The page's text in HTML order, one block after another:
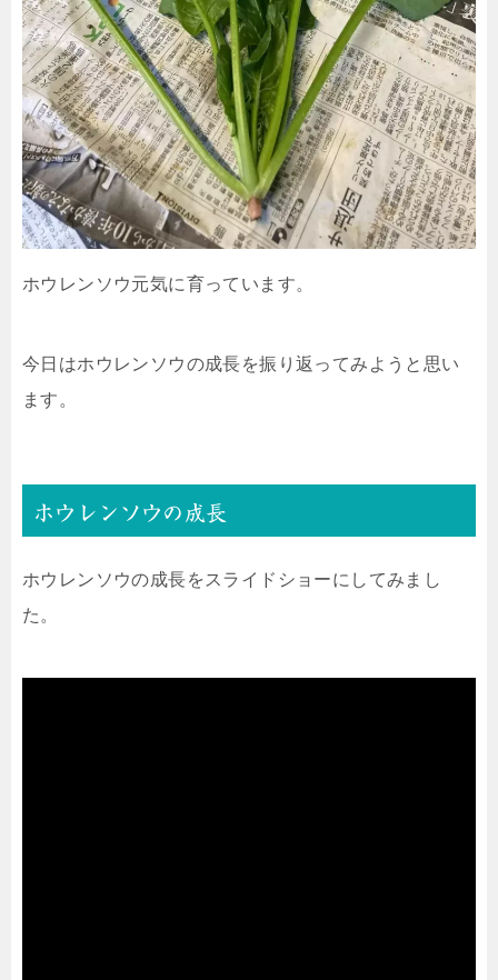
ホウレンソウ元気に育っています。
今日はホウレンソウの成長を振り返ってみようと思い
ます。
ホウレンソウの成長
ホウレンソウの成長をスライドショーにしてみまし
た。